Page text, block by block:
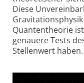
Diese
Quantentheorie
genauere Tests
Stellenwert haben.